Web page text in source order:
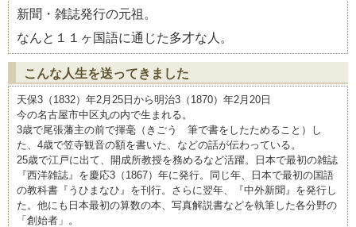
新聞・雑誌発行の元祖。
なんと１１ヶ国語に通じた多才な人。
こんな人生を送ってきました
天保3（1832）年2月25日から明治3（1870）年2月20日
今の名古屋市中区丸の内で生まれる。
3歳で尾張藩主の前で揮毫（きごう 筆で書をしたためること）し
た、4歳で笠寺観音の額を書いた、などの話が伝わっている。
25歳で江戸に出て、開成所教授を務めるなど活躍。日本で最初の雑誌
『西洋雑誌』を慶応3（1867）年に発行。同じ年、日本で最初の国語
の教科書『うひまなひ』を刊行。さらに翌年、『中外新聞』を発行し
た。他にも日本最初の算数の本、写真解説書などを執筆した各分野の
「創始者」。